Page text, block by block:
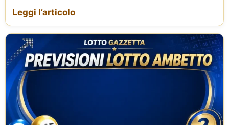
Leggi l’articolo